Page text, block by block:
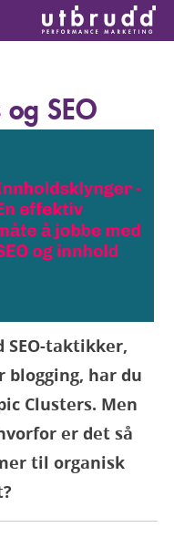
og SEO
SEO-taktikker,
har du
Clusters. Men
er det så
til organisk